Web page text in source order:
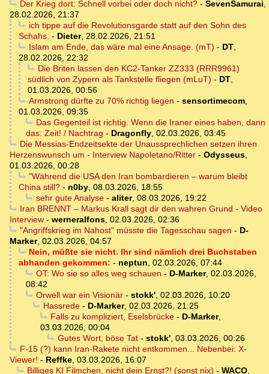
Der Krieg dort: Schnell vorbei oder doch nicht?- SevenSamurai,
28.02.2026, 21:37
ich tippe auf die Revolutionsgarde statt auf den Sohn des
Schahs. - Dieter, 28.02.2026, 21:51
Islam am Ende, das wäre mal eine Ansage. (mT) - DT,
28.02.2026, 22:32
Die Briten lassen den KC2-Tanker ZZ333 (RRR9961)
südlich von Zypern als Tankstelle fliegen (mLuT) - DT,
01.03.2026, 00:56
Armstrong dürfte zu 70% richtig liegen - sensortimecom,
01.03.2026, 09:35
Das Gegenteil ist richtig. Wenn die Iraner eines haben, dann
das: Zeit! / Nachtrag - Dragonfly, 02.03.2026, 03:45
Die Messias-Endzeitsekte der Unaussprechlichen setzen ihren
Herzenswunsch um - Interview Napoletano/Ritter - Odysseus,
01.03.2026, 00:28
"Während die USA den Iran bombardieren – warum bleibt
China still? - n0by, 08.03.2026, 18:55
sehr gute Analyse- aliter, 08.03.2026, 19:22
Iran BRENNT – Markus Krall sagt dir den wahren Grund - Video
Interview - werneralfons, 02.03.2026, 02:36
"Angriffskrieg im Nahost" müsste die Tagesschau sagen - D-
Marker, 02.03.2026, 04:57
Nein, müßte sie nicht. Ihr sind nämlich drei Buchstaben
abhanden gekommen: - neptun, 02.03.2026, 07:44
OT: Wo sie so alles weg schauen - D-Marker, 02.03.2026,
08:42
Orwell war ein Visionär- stokk', 02.03.2026, 10:20
Hassrede- D-Marker, 02.03.2026, 21:25
Falls zu kompliziert, Eselsbrücke- D-Marker,
03.03.2026, 00:04
Gutes Wort, böse Tat- stokk', 03.03.2026, 00:26
F-15 (?) kann Iran-Rakete nicht entkommen... Nebenbei: X-
Viewer! - Reffke, 03.03.2026, 16:07
Billiges KI Filmchen, nicht dein Ernst?! (sonst nix) - WACO,